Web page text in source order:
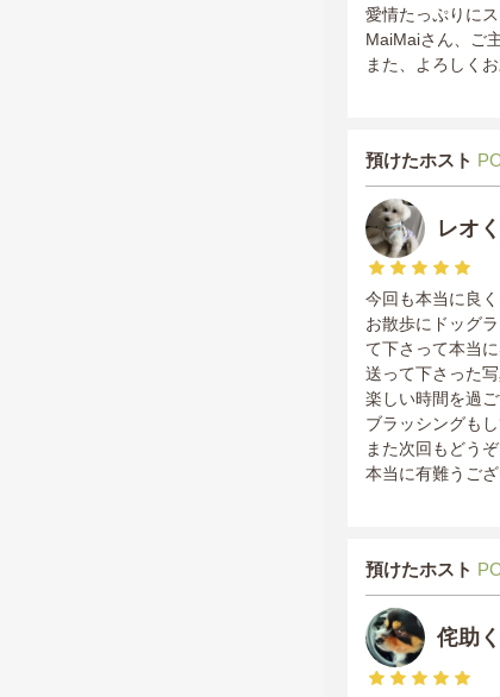
愛情たっぷりに
MaiMaiさん、ご
また、よろしく
預けたホスト
レオ
今回も本当に良
お散歩にドッグ
て下さって本当
送って下さった
楽しい時間を過
ブラッシングも
また次回もどう
本当に有難うご
預けたホスト
侘助